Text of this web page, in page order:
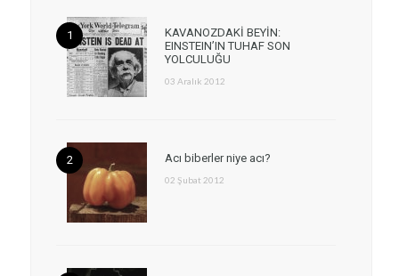
KAVANOZDAKİ BEYİN:
EINSTEIN’IN TUHAF SON
YOLCULUĞU
03 Aralık 2012
Acı biberler niye acı?
02 Şubat 2012